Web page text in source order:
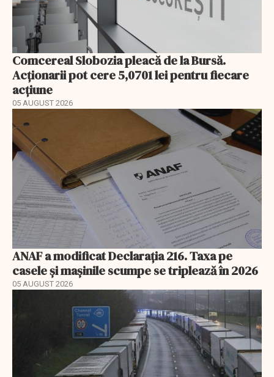
Comcereal Slobozia pleacă de la Bursă.
Acționarii pot cere 5,0701 lei pentru fiecare
acțiune
05 AUGUST 2026
ANAF a modificat Declarația 216. Taxa pe
casele și mașinile scumpe se triplează în 2026
05 AUGUST 2026